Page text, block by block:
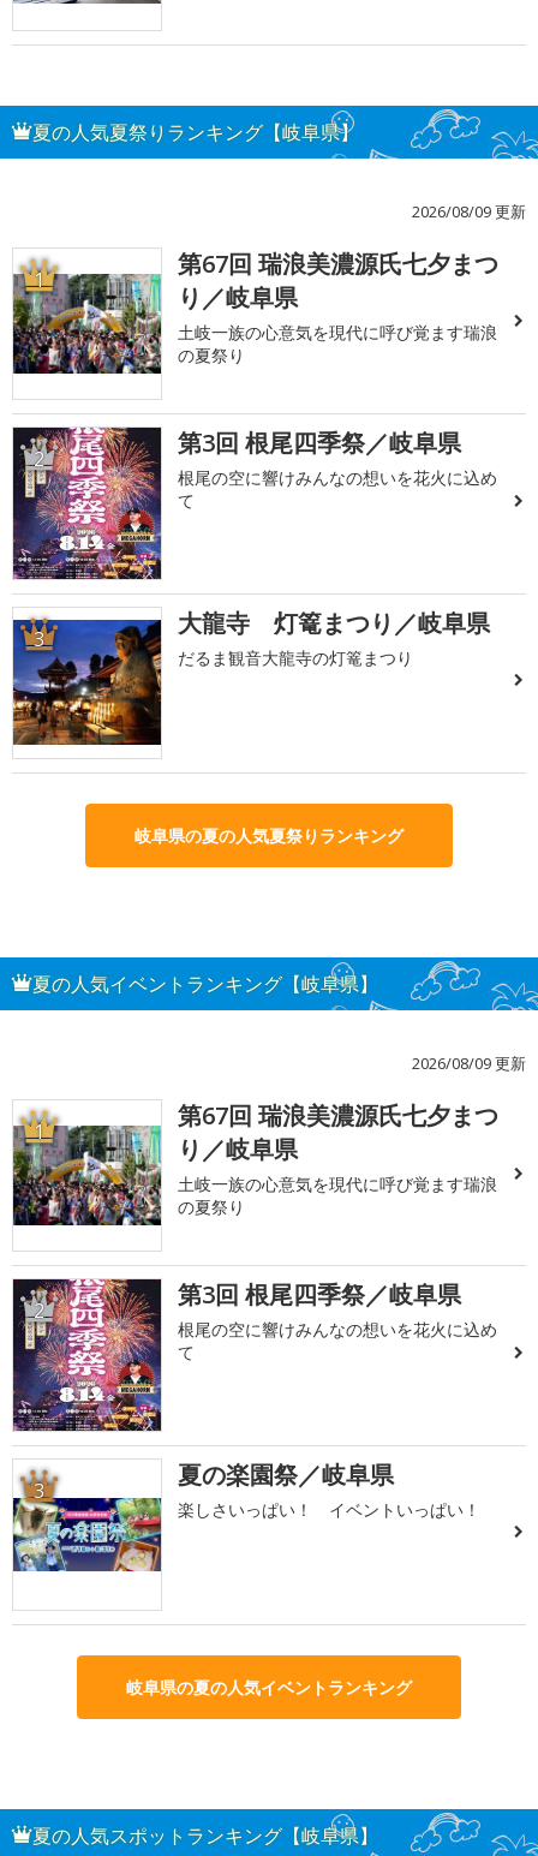
夏の人気夏祭りランキング【岐阜県】
2026/08/09 更新
1
第67回 瑞浪美濃源氏七夕まつ
り／岐阜県
土岐一族の心意気を現代に呼び覚ます瑞浪
の夏祭り
2 第3回 根尾四季祭／岐阜県
根尾の空に響けみんなの想いを花火に込め
て
3 大龍寺 灯篭まつり／岐阜県
だるま観音大龍寺の灯篭まつり
岐阜県の夏の人気夏祭りランキング
夏の人気イベントランキング【岐阜県】
2026/08/09 更新
1
第67回 瑞浪美濃源氏七夕まつ
り／岐阜県
土岐一族の心意気を現代に呼び覚ます瑞浪
の夏祭り
2 第3回 根尾四季祭／岐阜県
根尾の空に響けみんなの想いを花火に込め
て
3 夏の楽園祭／岐阜県
楽しさいっぱい！ イベントいっぱい！
岐阜県の夏の人気イベントランキング
夏の人気スポットランキング【岐阜県】